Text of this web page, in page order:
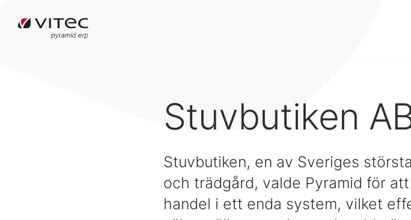
Stuvbutiken
Stuvbutiken, en av Sveriges
och trädgård, valde Pyramid för
handel i ett enda system, vilket